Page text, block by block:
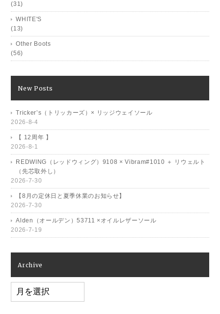
(31)
WHITE'S
(13)
Other Boots
(56)
New Posts
Tricker’s（トリッカーズ）× リッジウェイソール
2026-8-4
【 12周年 】
2026-8-1
REDWING（レッドウィング）9108 × Vibram#1010 ＋ リウェルト
（先芯取外し）
2026-7-30
【8月の定休日と夏季休業のお知らせ】
2026-7-30
Alden（オールデン）53711 ×オイルレザーソール
2026-7-19
Archive
Archive